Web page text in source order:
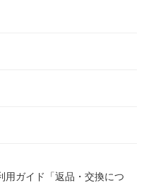
用ガイド「返品・交換につ